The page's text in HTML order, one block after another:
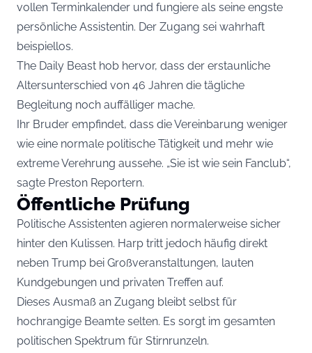
vollen Terminkalender und fungiere als seine engste
persönliche Assistentin. Der Zugang sei wahrhaft
beispiellos.
The Daily Beast hob hervor, dass der erstaunliche
Altersunterschied von 46 Jahren die tägliche
Begleitung noch auffälliger mache.
Ihr Bruder empfindet, dass die Vereinbarung weniger
wie eine normale politische Tätigkeit und mehr wie
extreme Verehrung aussehe. „Sie ist wie sein Fanclub“,
sagte Preston Reportern.
Öffentliche Prüfung
Politische Assistenten agieren normalerweise sicher
hinter den Kulissen. Harp tritt jedoch häufig direkt
neben Trump bei Großveranstaltungen, lauten
Kundgebungen und privaten Treffen auf.
Dieses Ausmaß an Zugang bleibt selbst für
hochrangige Beamte selten. Es sorgt im gesamten
politischen Spektrum für Stirnrunzeln.